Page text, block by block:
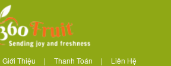
Giới Thiệu | Thanh Toán | Liên Hệ